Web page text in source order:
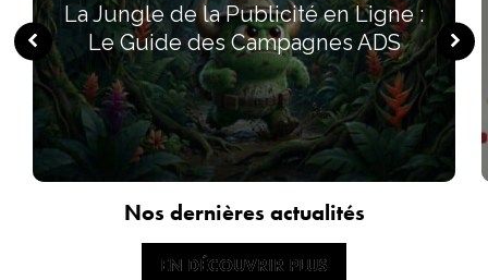
La Jungle de la Publicité en Ligne :
Le Guide des Campagnes ADS
Nos dernières actualités
EN DÉCOUVRIR PLUS
EN DÉCOUVRIR PLUS